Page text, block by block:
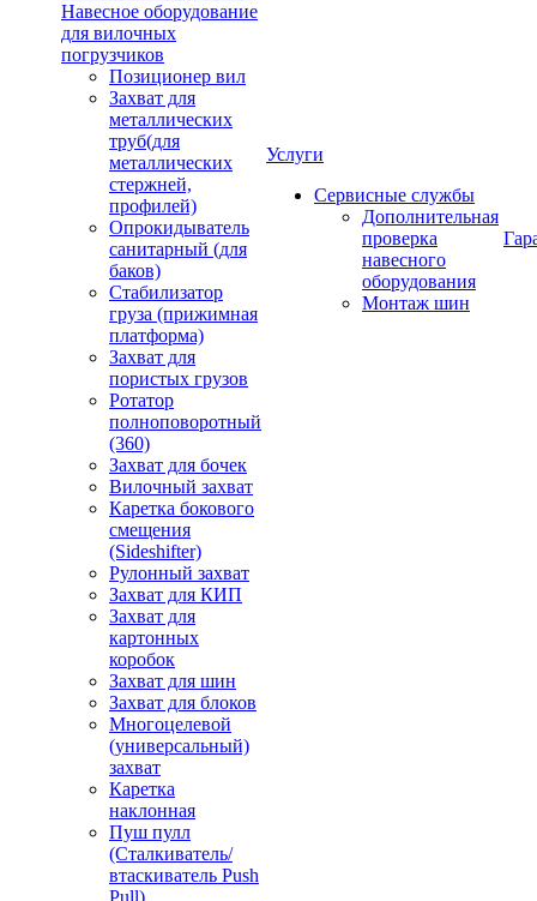
Навесное оборудование
для вилочных
погрузчиков
Позиционер вил
Захват для
металлических
труб(для
металлических
стержней,
профилей)
Опрокидыватель
санитарный (для
баков)
Стабилизатор
груза (прижимная
платформа)
Захват для
пористых грузов
Ротатор
полноповоротный
(360)
Захват для бочек
Вилочный захват
Каретка бокового
смещения
(Sideshifter)
Рулонный захват
Захват для КИП
Захват для
картонных
коробок
Захват для шин
Захват для блоков
Многоцелевой
(универсальный)
захват
Каретка
наклонная
Пуш пулл
(Сталкиватель/
втаскиватель Push
Pull)
Услуги
Сервисные службы
Дополнительная
проверка
навесного
оборудования
Монтаж шин